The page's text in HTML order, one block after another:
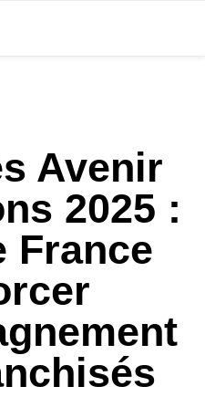
Avenir
2025 :
France